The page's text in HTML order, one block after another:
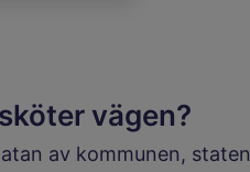
vägen?
av kommunen, staten